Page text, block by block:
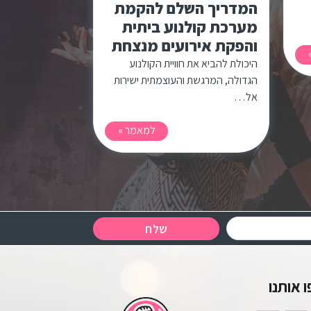
המדריך השלם להקמת
מערכת קולנוע ביתית
והפקת אירועים מנצחת
היכולת להביא את חוויית הקולנוע
הגדולה, המרגשת והעוצמתית ישירות
אל…
למאמר »
שלח
אותנו